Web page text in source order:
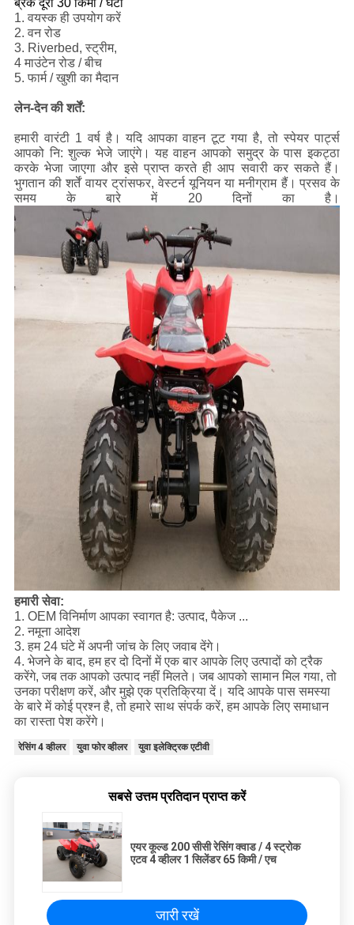
ब्रेक दूरी 30 किमी / घंटा
1. वयस्क ही उपयोग करें
2. वन रोड
3. Riverbed, स्ट्रीम,
4 माउंटेन रोड / बीच
5. फार्म / खुशी का मैदान
लेन-देन की शर्तें:
हमारी वारंटी 1 वर्ष है। यदि आपका वाहन टूट गया है, तो स्पेयर पार्ट्स
आपको नि: शुल्क भेजे जाएंगे। यह वाहन आपको समुद्र के पास इकट्ठा
करके भेजा जाएगा और इसे प्राप्त करते ही आप सवारी कर सकते हैं।
भुगतान की शर्तें वायर ट्रांसफर, वेस्टर्न यूनियन या मनीग्राम हैं। प्रसव के
समय के बारे में 20 दिनों का है।
हमारी सेवा:
1. OEM विनिर्माण आपका स्वागत है: उत्पाद, पैकेज ...
2. नमूना आदेश
3. हम 24 घंटे में अपनी जांच के लिए जवाब देंगे।
4. भेजने के बाद, हम हर दो दिनों में एक बार आपके लिए उत्पादों को ट्रैक
करेंगे, जब तक आपको उत्पाद नहीं मिलते। जब आपको सामान मिल गया, तो
उनका परीक्षण करें, और मुझे एक प्रतिक्रिया दें। यदि आपके पास समस्या
के बारे में कोई प्रश्न है, तो हमारे साथ संपर्क करें, हम आपके लिए समाधान
का रास्ता पेश करेंगे।
रेसिंग 4 व्हीलर युवा फोर व्हीलर युवा इलेक्ट्रिक एटीवी
सबसे उत्तम प्रतिदान प्राप्त करें
एयर कूल्ड 200 सीसी रेसिंग क्वाड / 4 स्ट्रोक
एटव 4 व्हीलर 1 सिलेंडर 65 किमी / एच
जारी रखें